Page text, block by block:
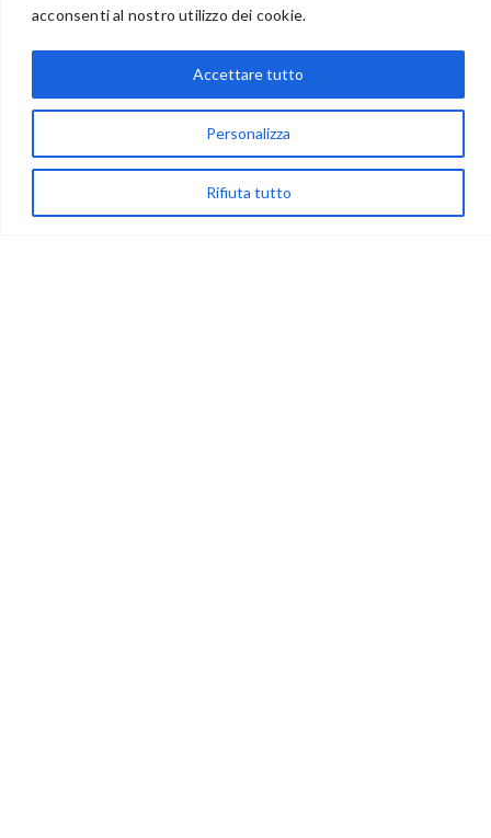
acconsenti al nostro utilizzo dei cookie.
Personalizza
Rifiuta tutto
Accettare tutto
BENVENUTI NEL PORTALE RIVENDITORI
WhatsApp